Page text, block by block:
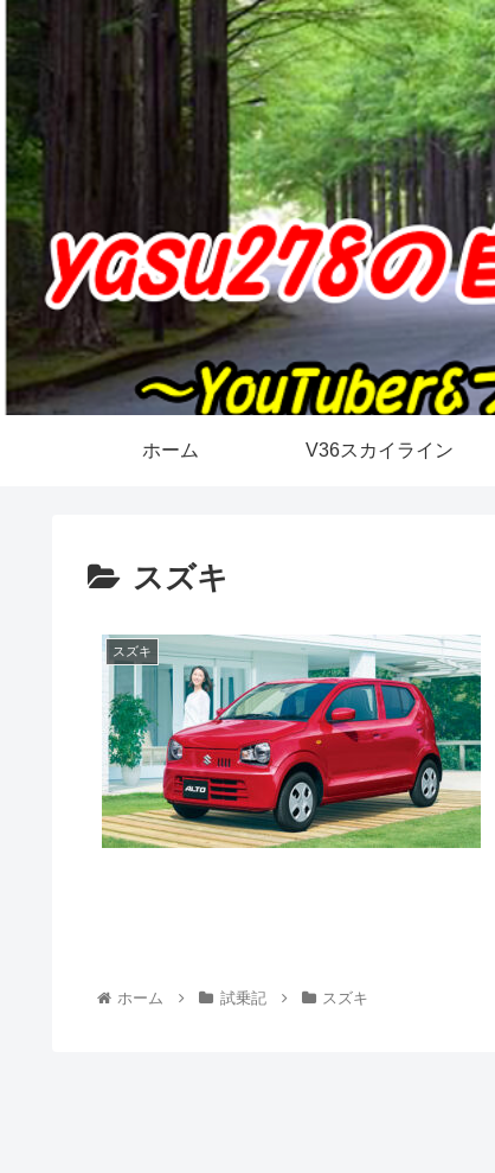
ホーム V36スカイライン
スズキ
スズキ
ホーム 試乗記 スズキ